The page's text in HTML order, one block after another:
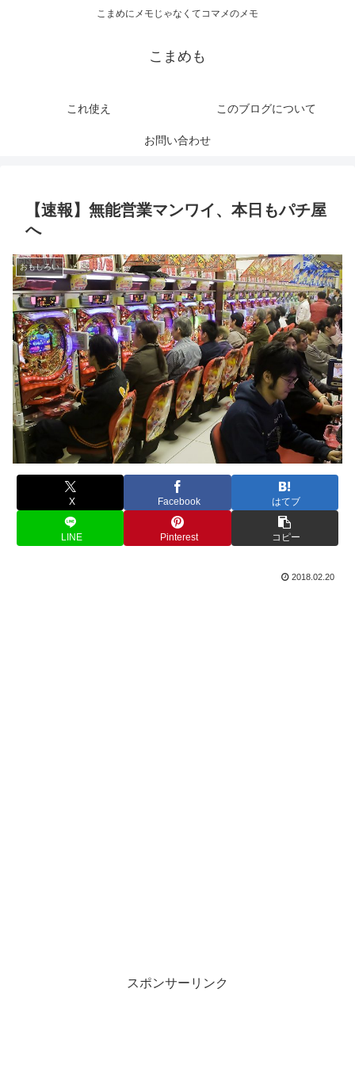
こまめにメモじゃなくてコマメのメモ
こまめも
これ使え このブログについて
お問い合わせ
【速報】無能営業マンワイ、本日もパチ屋
へ
おもしろい
X Facebook はてブ
LINE Pinterest コピー
2018.02.20
スポンサーリンク